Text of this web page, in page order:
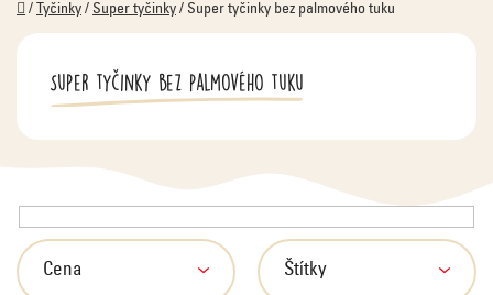
Domov
/ Tyčinky / Super tyčinky / Super tyčinky bez palmového tuku
Super tyčinky bez palmového tuku
Cena Štítky
V
ý
p